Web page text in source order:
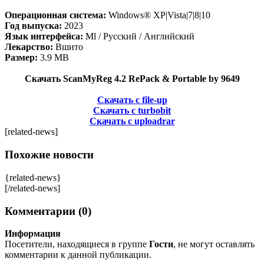
Операционная система: Windows® XP|Vista|7|8|10
Год выпуска: 2023
Язык интерфейса: Ml / Русский / Английский
Лекарство: Вшито
Размер: 3.9 MB
Скачать ScanMyReg 4.2 RePack & Portable by 9649
Скачать с file-up
Скачать с turbobit
Скачать с uploadrar
[related-news]
Похожие новости
{related-news}
[/related-news]
Комментарии (0)
Информация
Посетители, находящиеся в группе Гости, не могут оставлять
комментарии к данной публикации.